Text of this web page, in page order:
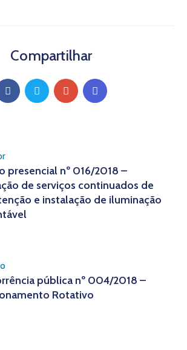
Compartilhar
presencial nº 016/2018 –
de serviços continuados de
e instalação de iluminação
pública nº 004/2018 –
Rotativo